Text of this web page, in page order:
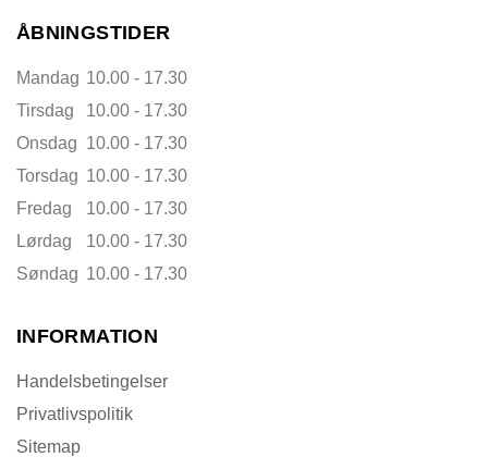
ÅBNINGSTIDER
Mandag 10.00 - 17.30
Tirsdag
10.00 - 17.30
Onsdag 10.00 - 17.30
Torsdag 10.00 - 17.30
Fredag
10.00 - 17.30
Lørdag
10.00 - 17.30
Søndag 10.00 - 17.30
INFORMATION
Handelsbetingelser
Privatlivspolitik
Sitemap